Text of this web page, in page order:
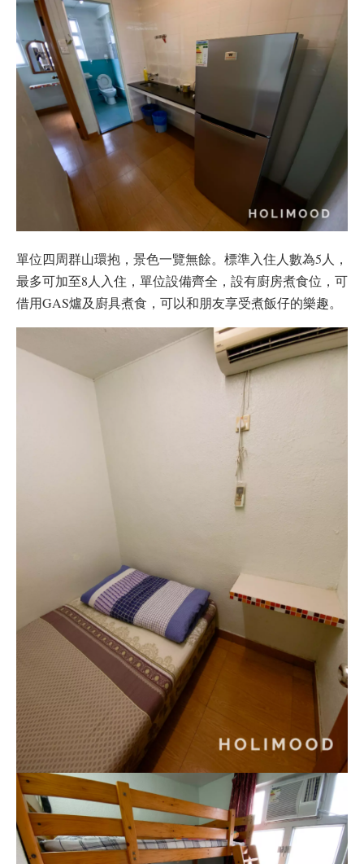
單位四周群山環抱，景色一覽無餘。標準入住人數為5人，
最多可加至8人入住，單位設備齊全，設有廚房煮食位，可
借用GAS爐及廚具煮食，可以和朋友享受煮飯仔的樂趣。